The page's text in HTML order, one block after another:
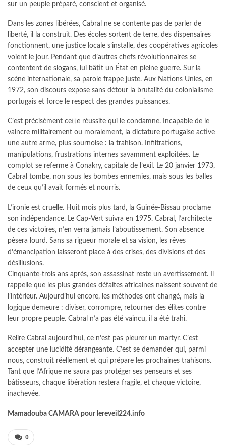
sur un peuple préparé, conscient et organisé.
Dans les zones libérées, Cabral ne se contente pas de parler de
liberté, il la construit. Des écoles sortent de terre, des dispensaires
fonctionnent, une justice locale s’installe, des coopératives agricoles
voient le jour. Pendant que d’autres chefs révolutionnaires se
contentent de slogans, lui bâtit un État en pleine guerre. Sur la
scène internationale, sa parole frappe juste. Aux Nations Unies, en
1972, son discours expose sans détour la brutalité du colonialisme
portugais et force le respect des grandes puissances.
C’est précisément cette réussite qui le condamne. Incapable de le
vaincre militairement ou moralement, la dictature portugaise active
une autre arme, plus sournoise : la trahison. Infiltrations,
manipulations, frustrations internes savamment exploitées. Le
complot se referme à Conakry, capitale de l’exil. Le 20 janvier 1973,
Cabral tombe, non sous les bombes ennemies, mais sous les balles
de ceux qu’il avait formés et nourris.
L’ironie est cruelle. Huit mois plus tard, la Guinée-Bissau proclame
son indépendance. Le Cap-Vert suivra en 1975. Cabral, l’architecte
de ces victoires, n’en verra jamais l’aboutissement. Son absence
pèsera lourd. Sans sa rigueur morale et sa vision, les rêves
d’émancipation laisseront place à des crises, des divisions et des
désillusions.
Cinquante-trois ans après, son assassinat reste un avertissement. Il
rappelle que les plus grandes défaites africaines naissent souvent de
l’intérieur. Aujourd’hui encore, les méthodes ont changé, mais la
logique demeure : diviser, corrompre, retourner des élites contre
leur propre peuple. Cabral n’a pas été vaincu, il a été trahi.
Relire Cabral aujourd’hui, ce n’est pas pleurer un martyr. C’est
accepter une lucidité dérangeante. C’est se demander qui, parmi
nous, construit réellement et qui prépare les prochaines trahisons.
Tant que l’Afrique ne saura pas protéger ses penseurs et ses
bâtisseurs, chaque libération restera fragile, et chaque victoire,
inachevée.
Mamadouba CAMARA pour lereveil224.info
0